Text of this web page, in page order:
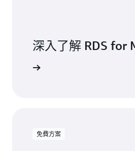
深入了解 RDS for
免費方案